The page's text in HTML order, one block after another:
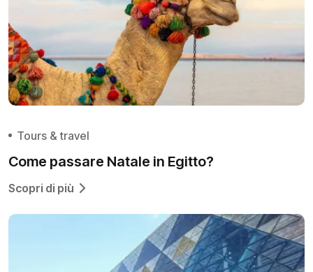
Tours & travel
Come passare Natale in Egitto?
Scopri di più